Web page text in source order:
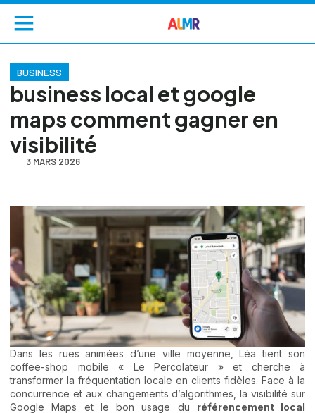
BUSINESS
business local et google
maps comment gagner en
visibilité
3 MARS 2026
Dans les rues animées d’une ville moyenne, Léa tient son
coffee-shop mobile « Le Percolateur » et cherche à
transformer la fréquentation locale en clients fidèles. Face à la
concurrence et aux changements d’algorithmes, la visibilité sur
Google Maps et le bon usage du référencement local